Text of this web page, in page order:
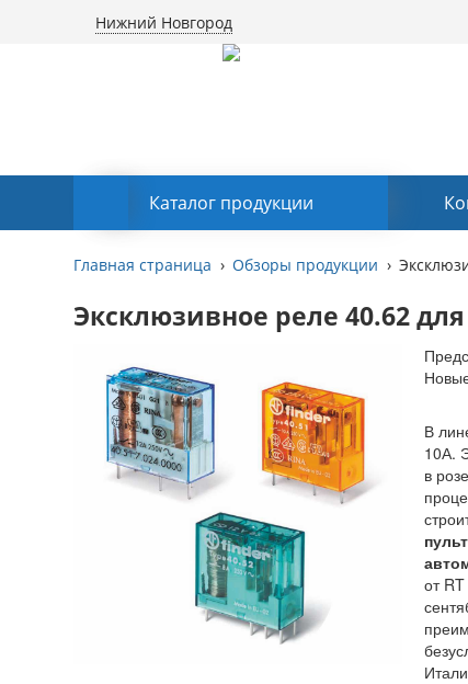
Нижний Новгород
Каталог продукции
Главная страница Обзоры продукции
Эксклюзивное реле 40.62
В
10А.
в
от